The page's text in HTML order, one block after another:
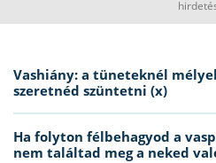
Vashiány: a tüneteknél
szeretnéd szüntetni (x)
Ha folyton félbehagyod a
nem találtad meg a neked